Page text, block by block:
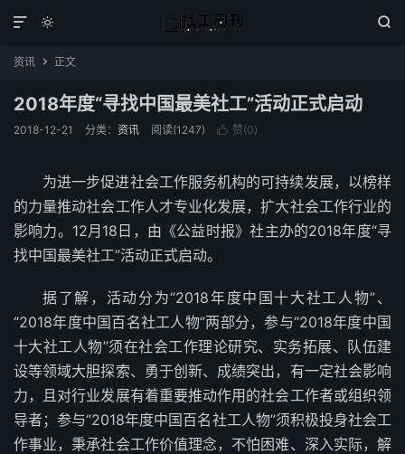
 

资讯  正文
2018年度“寻找中国最美社工”活动正式启动
2018-12-21 分类： 资讯 阅读(1247)  赞(0)
为进一步促进社会工作服务机构的可持续发展，以榜样
的力量推动社会工作人才专业化发展，扩大社会工作行业的
影响力。12月18日，由《公益时报》社主办的2018年度“寻
找中国最美社工”活动正式启动。
据了解，活动分为“2018年度中国十大社工人物”、
“2018年度中国百名社工人物”两部分，参与“2018年度中国
十大社工人物”须在社会工作理论研究、实务拓展、队伍建
设等领域大胆探索、勇于创新、成绩突出，有一定社会影响
力，且对行业发展有着重要推动作用的社会工作者或组织领
导者；参与“2018年度中国百名社工人物”须积极投身社会工
作事业，秉承社会工作价值理念，不怕困难、深入实际，解